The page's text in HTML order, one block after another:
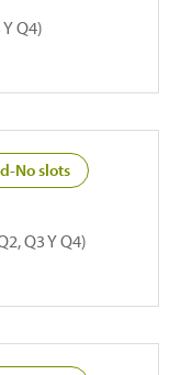
Q4)
No slots
Q3 Y Q4)